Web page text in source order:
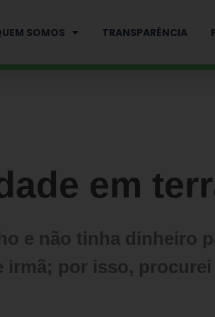
SOMOS TRANSPARÊNCIA
em
e não tinha dinheiro
irmã; por isso, procurei